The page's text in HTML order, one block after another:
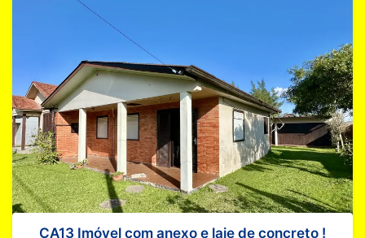
CA13 Imóvel com anexo e laje de concreto !